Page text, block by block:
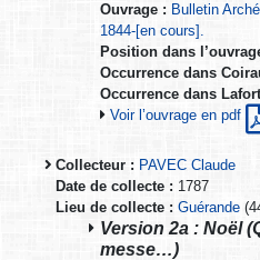
Ouvrage : Bulletin
1844-[en cours].
Position dans
Occurrence dans
Occurrence dans
Voir l’ouvrage en pdf
Collecteur : PAVEC Claude
Date de collecte : 1787
Lieu de collecte : Guérande
Version 2a : Noël
messe…)